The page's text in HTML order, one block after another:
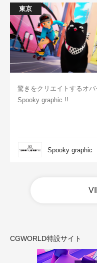
東京
驚きをクリエイトするオバ
Spooky graphic !!
Spooky graphic
CGWORLD特設サイト